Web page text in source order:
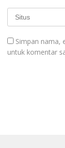
Simpan nama,
untuk komentar